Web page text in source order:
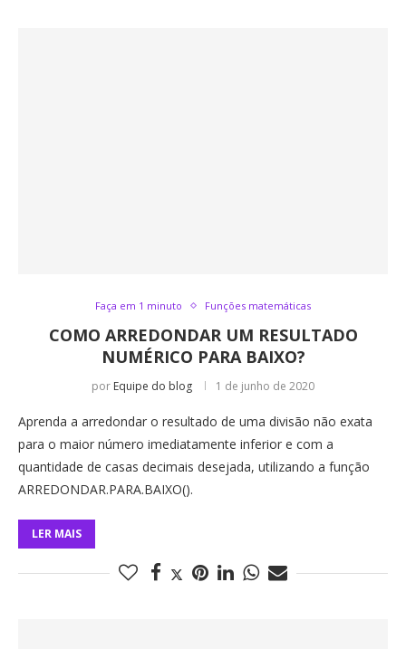
Faça em 1 minuto Funções matemáticas
COMO ARREDONDAR UM RESULTADO
NUMÉRICO PARA BAIXO?
por Equipe do blog 1 de junho de 2020
Aprenda a arredondar o resultado de uma divisão não exata
para o maior número imediatamente inferior e com a
quantidade de casas decimais desejada, utilizando a função
ARREDONDAR.PARA.BAIXO().
LER MAIS